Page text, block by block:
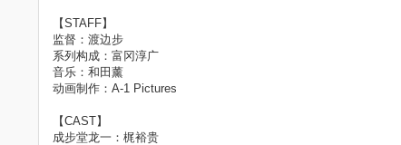
【STAFF】
监督：渡边步
系列构成：富冈淳广
音乐：和田薰
动画制作：A-1 Pictures
【CAST】
成步堂龙一：梶裕贵